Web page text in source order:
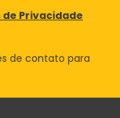
Privacidade
de contato para